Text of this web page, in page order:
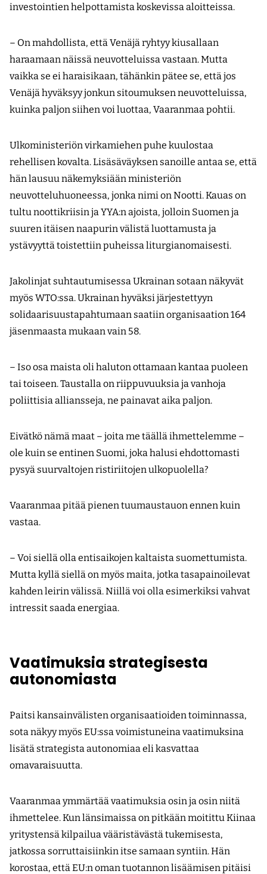
investointien helpottamista koskevissa aloitteissa.
– On mahdollista, että Venäjä ryhtyy kiusallaan
haraamaan näissä neuvotteluissa vastaan. Mutta
vaikka se ei haraisikaan, tähänkin pätee se, että jos
Venäjä hyväksyy jonkun sitoumuksen neuvotteluissa,
kuinka paljon siihen voi luottaa, Vaaranmaa pohtii.
Ulkoministeriön virkamiehen puhe kuulostaa
rehellisen kovalta. Lisäsäväyksen sanoille antaa se, että
hän lausuu näkemyksiään ministeriön
neuvotteluhuoneessa, jonka nimi on Nootti. Kauas on
tultu nootti­kriisin ja YYA:n ajoista, jolloin Suomen ja
suuren itäisen naapurin välistä luottamusta ja
ystävyyttä toistettiin puheissa litur­gianomaisesti.
Jakolinjat suhtautumisessa Ukrainan sotaan näkyvät
myös WTO:ssa. Ukrainan hyväksi järjestettyyn
solidaarisuustapahtumaan saatiin organisaation 164
jäsenmaasta mukaan vain 58.
– Iso osa maista oli haluton ottamaan kantaa puoleen
tai toiseen. Taustalla on riippuvuuksia ja vanhoja
poliittisia alliansseja, ne painavat aika paljon.
Eivätkö nämä maat – joita me täällä ihmettelemme –
ole kuin se entinen Suomi, joka halusi ehdottomasti
pysyä suurvaltojen ristiriitojen ulkopuolella?
Vaaranmaa pitää pienen tuumaustauon ennen kuin
vastaa.
– Voi siellä olla entisaikojen kaltaista suomettumista.
Mutta kyllä siellä on myös maita, jotka tasapainoilevat
kahden leirin välissä. Niillä voi olla esimerkiksi vahvat
intressit saada energiaa.
Vaatimuksia strategisesta
autonomiasta
Paitsi kansainvälisten organisaatioiden toiminnassa,
sota näkyy myös EU:ssa voimistuneina vaatimuksina
lisätä strategista autonomiaa eli kasvattaa
omavaraisuutta.
Vaaranmaa ymmärtää vaatimuksia osin ja osin niitä
ihmettelee. Kun länsimaissa on pitkään moitittu Kiinaa
yritystensä kilpailua vääristävästä tukemisesta,
jatkossa sorruttaisiinkin itse samaan syntiin. Hän
korostaa, että EU:n oman tuotannon lisäämisen pitäisi